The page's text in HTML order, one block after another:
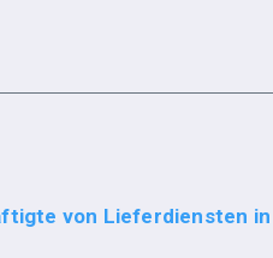
von Lieferdiensten in